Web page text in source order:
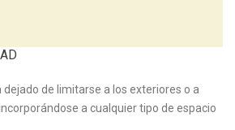
dejado de limitarse a los exteriores o a
a cualquier tipo de espacio